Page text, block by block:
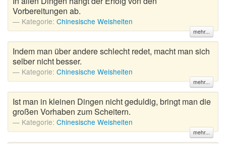
Vorbereitungen ab.
Kategorie: Chinesische Weisheiten
mehr...
Indem man über andere schlecht redet, macht man sich
selber nicht besser.
Kategorie: Chinesische Weisheiten
mehr...
Ist man in kleinen Dingen nicht geduldig, bringt man die
großen Vorhaben zum Scheitern.
Kategorie: Chinesische Weisheiten
mehr...